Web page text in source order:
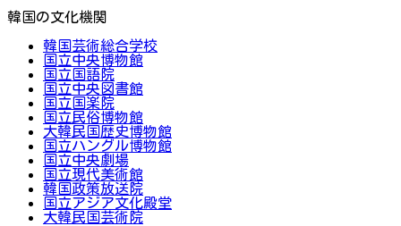
韓国の文化機関
韓国芸術総合学校
国立中央博物館
国立国語院
国立中央図書館
国立国楽院
国立民俗博物館
大韓民国歴史博物館
国立ハングル博物館
国立中央劇場
国立現代美術館
韓国政策放送院
国立アジア文化殿堂
大韓民国芸術院